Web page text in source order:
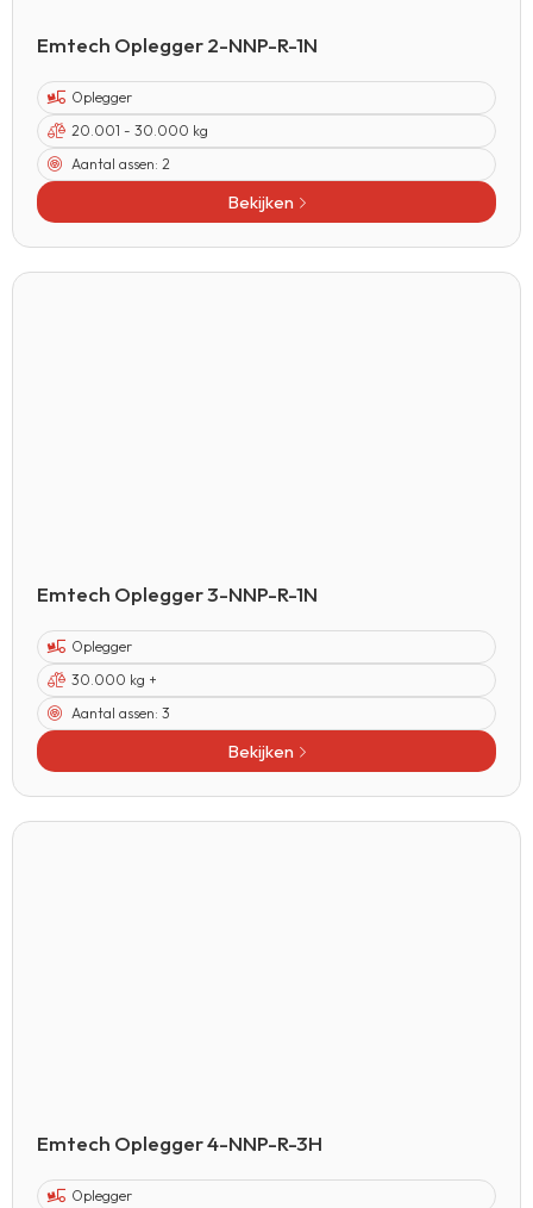
Emtech Oplegger 2-NNP-R-1N
Oplegger
20.001 - 30.000 kg
Aantal assen: 2
Bekijken
Emtech Oplegger 3-NNP-R-1N
Oplegger
30.000 kg +
Aantal assen: 3
Bekijken
Emtech Oplegger 4-NNP-R-3H
Oplegger